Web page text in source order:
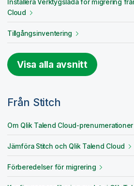
InstalleraVerktygslåda för migrering
Cloud
Tillgångsinventering
Visa alla avsnitt
Från Stitch
Om Qlik Talend Cloud-prenumerationer
Jämföra Stitch och Qlik Talend Cloud
Förberedelser för migrering